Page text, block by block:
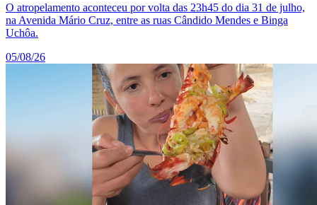
O atropelamento aconteceu por volta das 23h45 do dia 31 de julho,
na Avenida Mário Cruz, entre as ruas Cândido Mendes e Binga
Uchôa.
05/08/26